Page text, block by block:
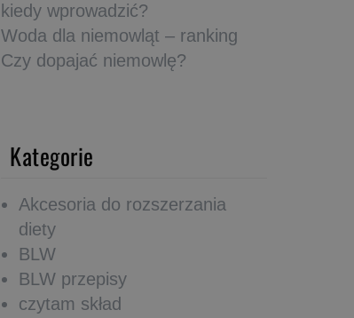
kiedy wprowadzić?
Woda dla niemowląt – ranking
Czy dopajać niemowlę?
Kategorie
Akcesoria do rozszerzania
diety
BLW
BLW przepisy
czytam skład